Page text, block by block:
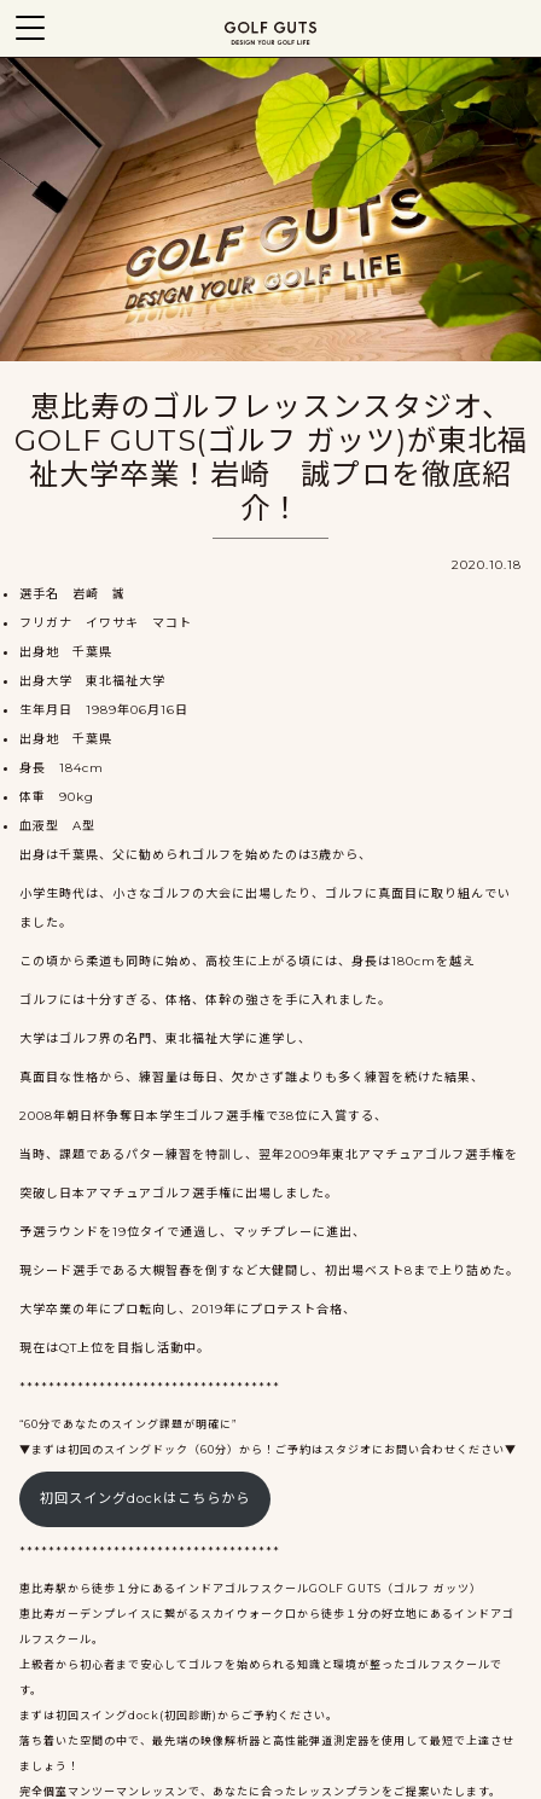
恵比寿のゴルフレッスンスタジオ、
GOLF GUTS(ゴルフ ガッツ)が東北福
祉大学卒業！岩崎 誠プロを徹底紹
介！
2020.10.18
選手名 岩崎 誠
フリガナ イワサキ マコト
出身地 千葉県
出身大学 東北福祉大学
生年月日 1989年06月16日
出身地 千葉県
身長 184cm
体重 90kg
血液型 A型
出身は千葉県、父に勧められゴルフを始めたのは3歳から、
小学生時代は、小さなゴルフの大会に出場したり、ゴルフに真面目に取り組んでい
ました。
この頃から柔道も同時に始め、高校生に上がる頃には、身長は180cmを越え
ゴルフには十分すぎる、体格、体幹の強さを手に入れました。
大学はゴルフ界の名門、東北福祉大学に進学し、
真面目な性格から、練習量は毎日、欠かさず誰よりも多く練習を続けた結果、
2008年朝日杯争奪日本学生ゴルフ選手権で38位に入賞する、
当時、課題であるパター練習を特訓し、翌年2009年東北アマチュアゴルフ選手権を
突破し日本アマチュアゴルフ選手権に出場しました。
予選ラウンドを19位タイで通過し、マッチプレーに進出、
現シード選手である大槻智春を倒すなど大健闘し、初出場ベスト8まで上り詰めた。
大学卒業の年にプロ転向し、2019年にプロテスト合格、
現在はQT上位を目指し活動中。
************************************
“60分であなたのスイング課題が明確に”
▼まずは初回のスイングドック（60分）から！ご予約はスタジオにお問い合わせください▼
初回スイングdockはこちらから
************************************
恵比寿駅から徒歩１分にあるインドアゴルフスクールGOLF GUTS（ゴルフ ガッツ）
恵比寿ガーデンプレイスに繋がるスカイウォーク口から徒歩１分の好立地にあるインドアゴ
ルフスクール。
上級者から初心者まで安心してゴルフを始められる知識と環境が整ったゴルフスクールで
す。
まずは初回スイングdock(初回診断)からご予約ください。
落ち着いた空間の中で、最先端の映像解析器と高性能弾道測定器を使用して最短で上達させ
ましょう！
完全個室マンツーマンレッスンで、あなたに合ったレッスンプランをご提案いたします。